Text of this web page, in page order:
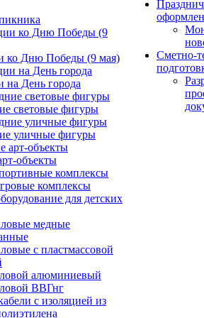
ко Дню Победы (9 мая)
на День города
световые фигуры
уличные фигуры
объекты
комплексы
комплексы
для детских
медные
с пластмассовой
алюминиевый
ВВГнг
с изоляцией из
Сметно-